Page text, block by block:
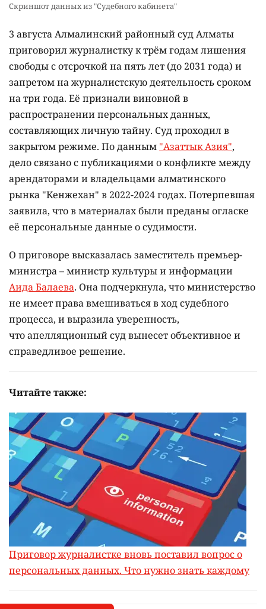
Скриншот данных из "Судебного кабинета"
3 августа Алмалинский районный суд Алматы
приговорил журналистку к трём годам лишения
свободы с отсрочкой на пять лет (до 2031 года) и
запретом на журналистскую деятельность сроком
на три года. Её признали виновной в
распространении персональных данных,
составляющих личную тайну. Суд проходил в
закрытом режиме. По данным "Азаттык Азия",
дело связано с публикациями о конфликте между
арендаторами и владельцами алматинского
рынка "Кенжехан" в 2022-2024 годах. Потерпевшая
заявила, что в материалах были преданы огласке
её персональные данные о судимости.
О приговоре высказалась заместитель премьер-
министра – министр культуры и информации
Аида Балаева. Она подчеркнула, что министерство
не имеет права вмешиваться в ход судебного
процесса, и выразила уверенность,
что апелляционный суд вынесет объективное и
справедливое решение.
Читайте также:
Приговор журналистке вновь поставил вопрос о
персональных данных. Что нужно знать каждому